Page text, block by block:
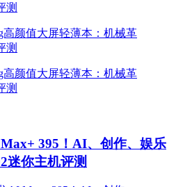
395！AI、创作、娱乐
迷你主机评测